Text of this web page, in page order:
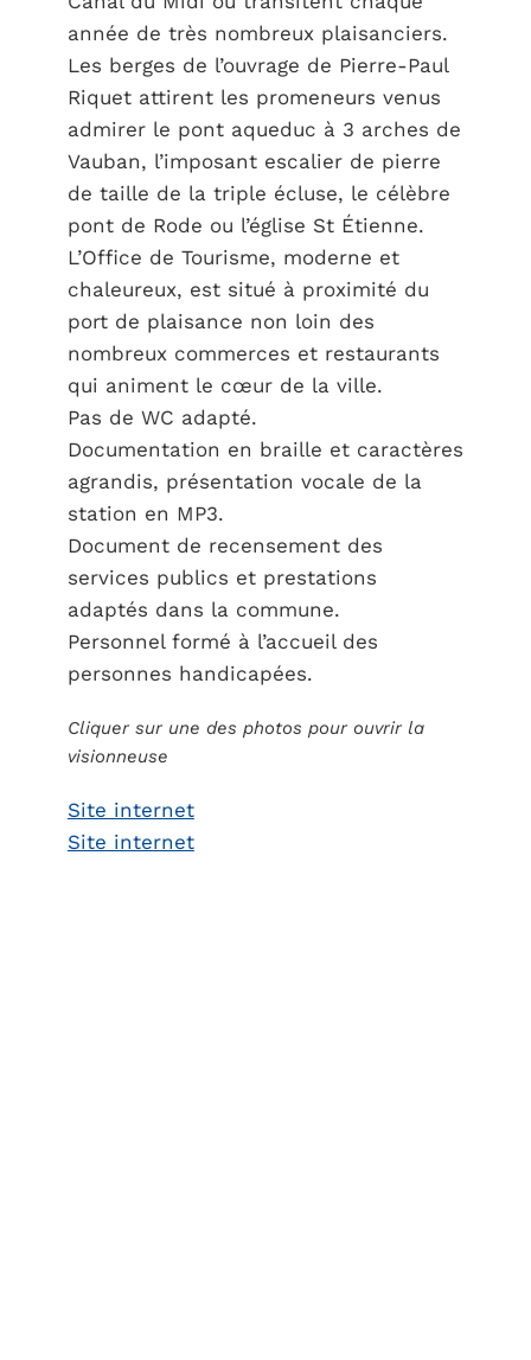
année de très nombreux plaisanciers.
Les berges de l’ouvrage de Pierre-Paul
Riquet attirent les promeneurs venus
admirer le pont aqueduc à 3 arches de
Vauban, l’imposant escalier de pierre
de taille de la triple écluse, le célèbre
pont de Rode ou l’église St Étienne.
L’Office de Tourisme, moderne et
chaleureux, est situé à proximité du
port de plaisance non loin des
nombreux commerces et restaurants
qui animent le cœur de la ville.
Pas de WC adapté.
Documentation en braille et caractères
agrandis, présentation vocale de la
station en MP3.
Document de recensement des
services publics et prestations
adaptés dans la commune.
Personnel formé à l’accueil des
personnes handicapées.
Cliquer sur une des photos pour ouvrir la
visionneuse
Site internet
Site internet